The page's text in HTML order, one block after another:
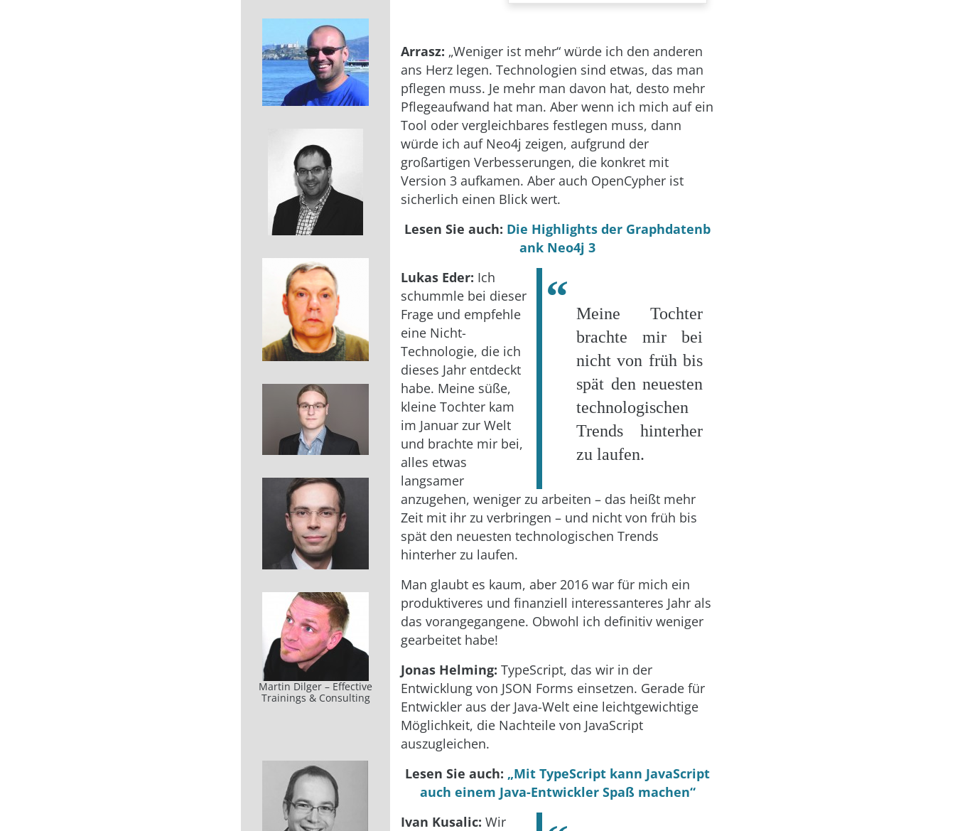
Martin Dilger – Effective
Trainings & Consulting
Arrasz: „Weniger ist mehr“ würde ich den anderen
ans Herz legen. Technologien sind etwas, das man
pflegen muss. Je mehr man davon hat, desto mehr
Pflegeaufwand hat man. Aber wenn ich mich auf ein
Tool oder vergleichbares festlegen muss, dann
würde ich auf Neo4j zeigen, aufgrund der
großartigen Verbesserungen, die konkret mit
Version 3 aufkamen. Aber auch OpenCypher ist
sicherlich einen Blick wert.
Lesen Sie auch: Die Highlights der Graphdatenb
ank Neo4j 3
Meine Tochter
brachte mir bei
nicht von früh bis
spät den neuesten
technologischen
Trends hinterher
zu laufen.
Lukas Eder: Ich
schummle bei dieser
Frage und empfehle
eine Nicht-
Technologie, die ich
dieses Jahr entdeckt
habe. Meine süße,
kleine Tochter kam
im Januar zur Welt
und brachte mir bei,
alles etwas
langsamer
anzugehen, weniger zu arbeiten – das heißt mehr
Zeit mit ihr zu verbringen – und nicht von früh bis
spät den neuesten technologischen Trends
hinterher zu laufen.
Man glaubt es kaum, aber 2016 war für mich ein
produktiveres und finanziell interessanteres Jahr als
das vorangegangene. Obwohl ich definitiv weniger
gearbeitet habe!
Jonas Helming: TypeScript, das wir in der
Entwicklung von JSON Forms einsetzen. Gerade für
Entwickler aus der Java-Welt eine leichtgewichtige
Möglichkeit, die Nachteile von JavaScript
auszugleichen.
Lesen Sie auch: „Mit TypeScript kann JavaScript
auch einem Java-Entwickler Spaß machen“
Ivan Kusalic: Wir